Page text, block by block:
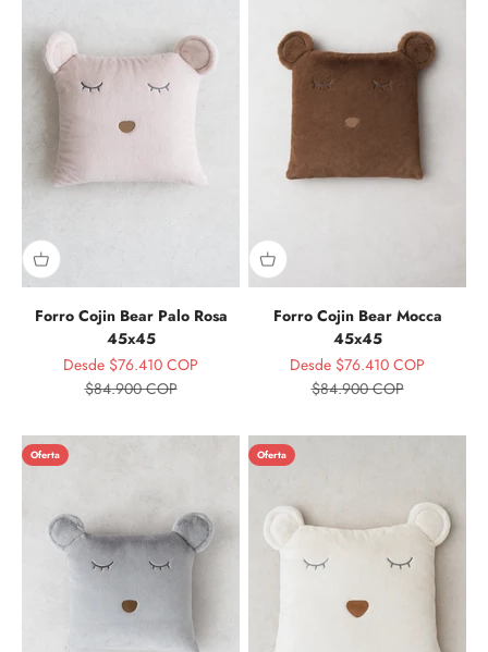
Forro Cojin Bear Palo Rosa
45x45
Precio de oferta
Desde $76.410 COP
Precio normal
$84.900 COP
Forro Cojin Bear Mocca
45x45
Precio de oferta
Desde $76.410 COP
Precio normal
$84.900 COP
Oferta Oferta